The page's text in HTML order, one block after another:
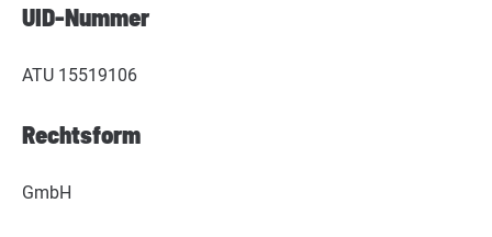
UID-Nummer
ATU 15519106
Rechtsform
GmbH